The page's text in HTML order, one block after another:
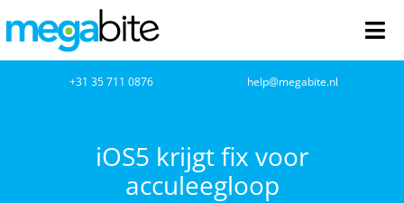
naar
inhoud
+31 35 711 0876 help@megabite.nl
iOS5 krijgt fix voor
acculeegloop